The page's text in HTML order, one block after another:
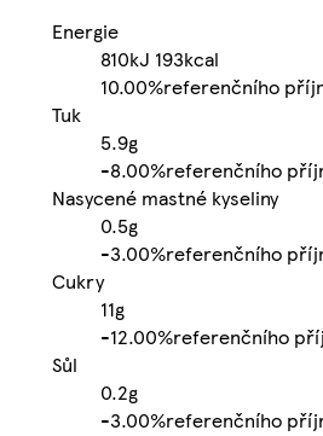
Energie
810kJ 193kcal
10.00%referenčního
Tuk
5.9g
-8.00%referenčního
Nasycené mastné kyseliny
0.5g
-3.00%referenčního
Cukry
11g
-12.00%referenčního
Sůl
0.2g
-3.00%referenčního